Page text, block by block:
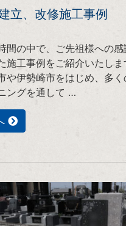
立、改修施工事例
間の中で、ご先祖様への
施工事例をご紹介いたし
や伊勢崎市をはじめ、多
ングを通して …